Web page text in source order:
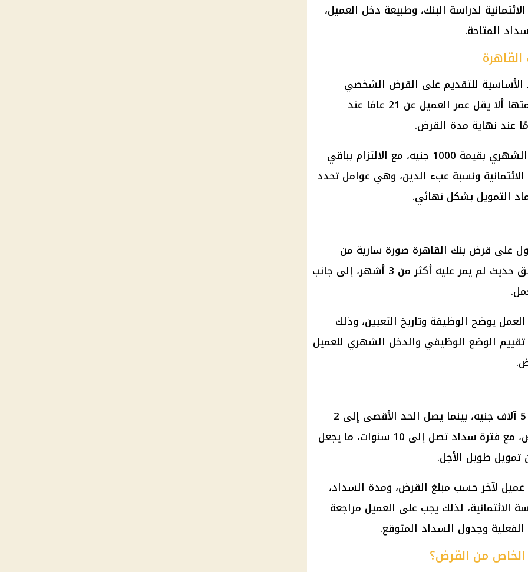
لدراسة البنك، وطبيعة دخل العميل،
المتاحة.
للتقديم على القرض الشخصي
لموظفي القطاع الخاص، في مقدمتها ألا يقل عمر العميل عن 21 عامًا عند
كما يشترط البنك حدًا أدنى للدخل الشهري بقيمة 1000 جنيه، مع الالتزام بباقي
الائتمانية ونسبة عبء الدين، وهي عوامل تحدد
التمويل بشكل نهائي.
على قرض بنك القاهرة صورة سارية من
بطاقة الرقم القومي، وإيصال مرافق حديث لم يمر عليه أكثر من 3 أشهر، إلى جانب
يوضح الوظيفة وتاريخ التعيين، وذلك
الوضع الوظيفي والدخل الشهري للعميل
يبدأ الحد الأدنى لقيمة القرض من 5 آلاف جنيه، بينما يصل الحد الأقصى إلى 2
مليون جنيه لموظفي القطاع الخاص، مع فترة سداد تصل إلى 10 سنوات، ما يجعل
تمويل طويل الأجل.
لآخر حسب مبلغ القرض، ومدة السداد،
الائتمانية، لذلك يجب على العميل مراجعة
وجدول السداد المتوقع.
من القرض؟